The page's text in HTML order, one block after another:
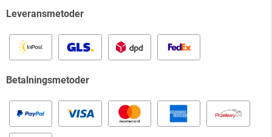
Leveransmetoder
Betalningsmetoder